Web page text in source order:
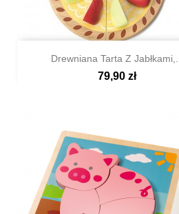
Szybki podgląd
Drewniana Tarta Z Jabłkami,...
79,90 zł